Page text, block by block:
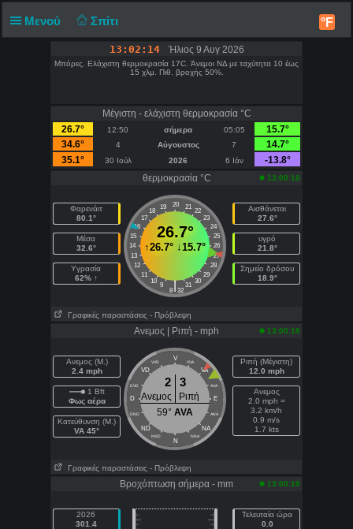
Μενού Σπίτι °F
13:02:15 Ήλιος 9 Αυγ 2026
Μπόρες. Ελάχιστη θερμοκρασία 17C. Άνεμοι ΝΔ με ταχύτητα 10 έως
15 χλμ. Πιθ. βροχής 50%.
Μέγιστη - ελάχιστη θερμοκρασία °C
26.7°
12:50 σήμερα 05:05
15.7°
34.6°
4 Αύγουστος 7
14.7°
35.1°
30 Ιούλ 2026 6 Ιάν
-13.8°
θερμοκρασία °C
13:00:18
Φαρενάιτ
80.1°
Μέσα
32.6°
Υγρασία
62% ↑
20
19 21
18
22
17
23
16
24
15
25
14
26
13
27
12
28
11
29
10
30
9 31
|
8 32
26.7°
↑26.7° ↓15.7°
Αισθάνεται
27.6°
υγρό
21.8°
Σημείο δρόσου
18.9°
Γραφικές παραστάσεις - Πρόβλεψη
Ανεμος | Ριπή - mph 13:00:18
Ανεμος (Μ.)
2.4 mph
1 Bft
Φως αέρα
Κατεύθυνση (Μ.)
VA 45°
V
VVD VVA
VD VA
DVD AVA
D E
DND ANA
ND NA
NND NNA
N
2 3
Ανεμος
Ριπή
59° AVA
Ριπή (Μέγιστη)
12.0 mph
Ανεμος
2.0 mph =
3.2 km/h
0.9 m/s
1.7 kts
Γραφικές παραστάσεις - Πρόβλεψη
Βροχόπτωση σήμερα - mm 13:00:18
2026
301.4
Τελευταία ώρα
0.0